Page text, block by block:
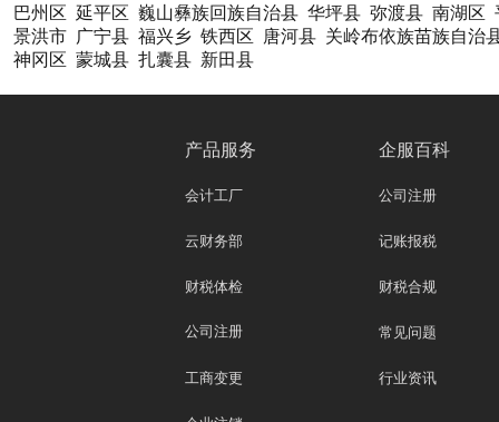
巴州区 延平区 巍山彝族回族自治县 华坪县 弥渡县 南湖区
景洪市 广宁县 福兴乡 铁西区 唐河县 关岭布依族苗族自治
神冈区 蒙城县 扎囊县 新田县
产品服务
会计工厂
云财务部
财税体检
公司注册
工商变更
企服百科
公司注册
记账报税
财税合规
常见问题
行业资讯